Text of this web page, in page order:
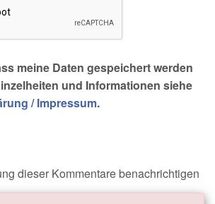
meine Daten gespeichert werden
und Informationen siehe
/ Impressum.
dieser Kommentare benachrichtigen